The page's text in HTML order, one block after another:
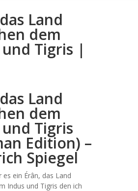
Land
dem
Tigris |
Land
dem
Tigris
Edition) –
Spiegel
es ein Érân, das Land
Indus und Tigris den ich